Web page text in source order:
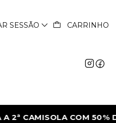
SESSÃO CARRINHO
LEVA